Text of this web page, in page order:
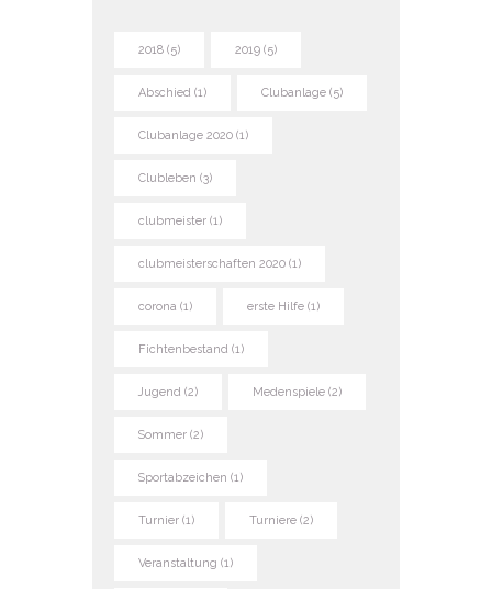
2018(5) 2019(5)
Abschied (1) Clubanlage(5)
Clubanlage 2020(1)
Clubleben (3)
clubmeister(1)
clubmeisterschaften 2020(1)
corona (1) erste Hilfe(1)
Fichtenbestand (1)
Jugend (2) Medenspiele(2)
Sommer(2)
Sportabzeichen (1)
Turnier(1) Turniere(2)
Veranstaltung (1)